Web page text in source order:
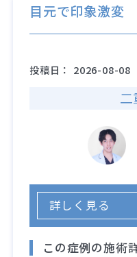
目元で印象激変
投稿日： 2026-08-08
詳しく見る
この症例の施術